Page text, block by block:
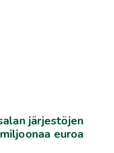
järjestöjen
euroa